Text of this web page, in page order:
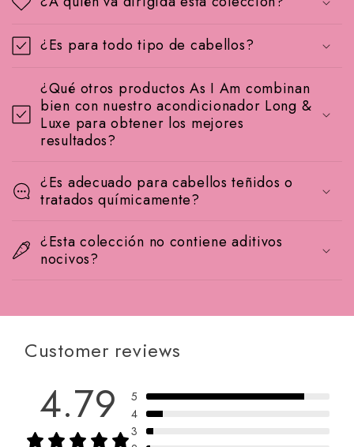
¿Es para todo tipo de cabellos?
¿Qué otros productos As I Am combinan
bien con nuestro acondicionador Long &
Luxe para obtener los mejores
resultados?
¿Es adecuado para cabellos teñidos o
tratados químicamente?
¿Esta colección no contiene aditivos
nocivos?
Customer reviews
4.79
5
4
3